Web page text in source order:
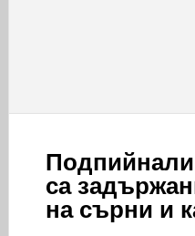
са
на сърни и